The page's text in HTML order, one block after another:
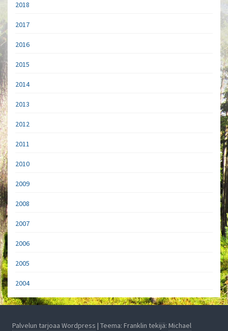
2018
2017
2016
2015
2014
2013
2012
2011
2010
2009
2008
2007
2006
2005
2004
Palvelun tarjoaa Wordpress | Teema: Franklin tekijä: Michael